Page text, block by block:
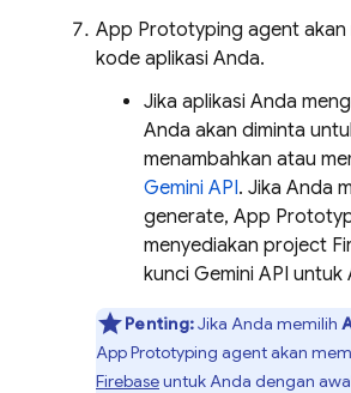
App Prototyping agent akan
kode aplikasi Anda.
Jika aplikasi Anda
Anda akan diminta
menambahkan atau
Gemini API. Jika Anda
generate, App
menyediakan project
kunci Gemini API untuk
Penting:Jika Anda memilih
App Prototyping agentakan
Firebaseuntuk Anda dengan